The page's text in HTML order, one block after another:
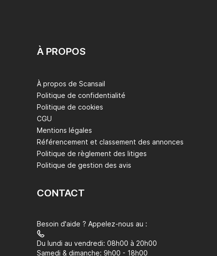
À PROPOS
À propos de Scansail
Politique de confidentialité
Politique de cookies
CGU
Mentions légales
Référencement et classement des annonces
Politique de règlement des litiges
Politique de gestion des avis
CONTACT
Besoin d'aide ? Appelez-nous au :
Du lundi au vendredi: 08h00 à 20h00
Samedi & dimanche: 9h00 - 18h00